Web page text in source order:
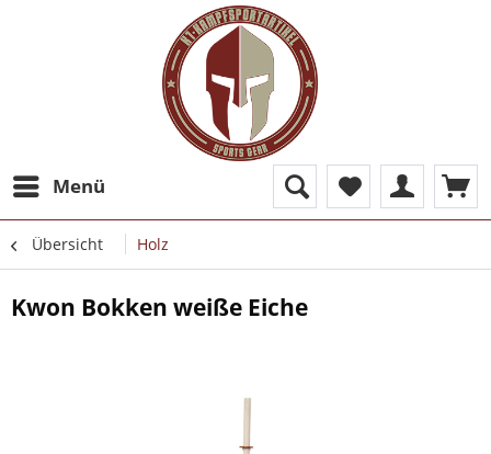
Menü
Übersicht Holz
Kwon Bokken weiße Eiche